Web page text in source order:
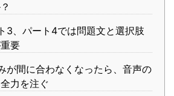
3、パート4では問題文と選択肢
要
が間に合わなくなったら、音声の
力を注ぐ